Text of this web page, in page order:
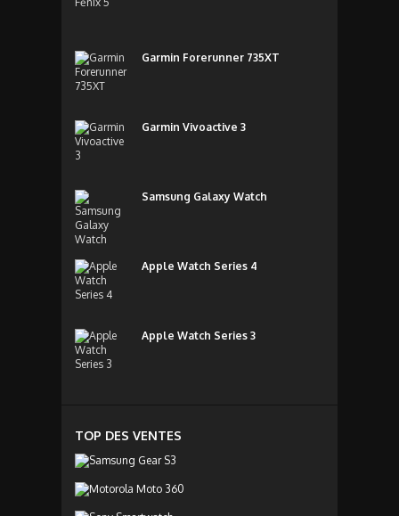
Garmin Forerunner 735XT
Garmin Vivoactive 3
Samsung Galaxy Watch
Apple Watch Series 4
Apple Watch Series 3
TOP DES VENTES